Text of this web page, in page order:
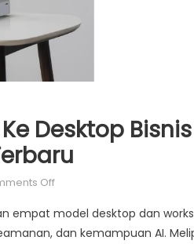
Desktop
Offon
Bawa
Era
empat model desktop dan
dan kemampuan AI.